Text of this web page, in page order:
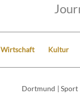
Wirtschaft Kultur
Dortmund | Sport